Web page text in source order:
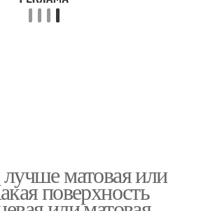
матовая или
поверхность